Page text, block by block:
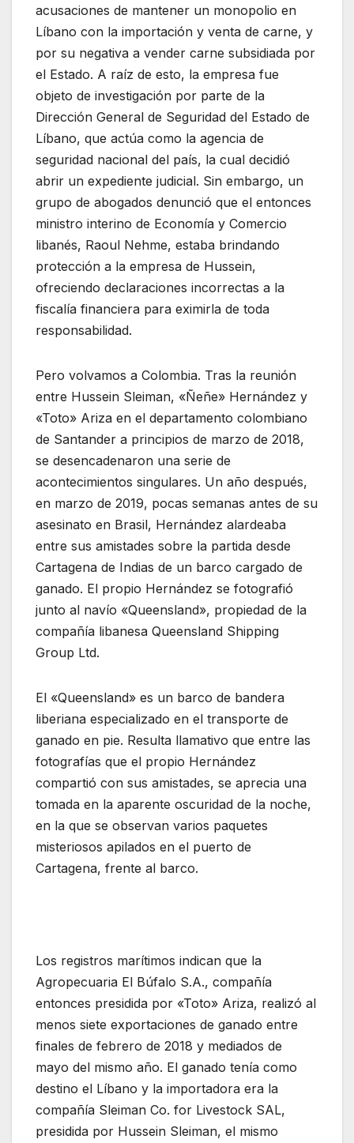
acusaciones de mantener un monopolio en
Líbano con la importación y venta de carne, y
por su negativa a vender carne subsidiada por
el Estado. A raíz de esto, la empresa fue
objeto de investigación por parte de la
Dirección General de Seguridad del Estado de
Líbano, que actúa como la agencia de
seguridad nacional del país, la cual decidió
abrir un expediente judicial. Sin embargo, un
grupo de abogados denunció que el entonces
ministro interino de Economía y Comercio
libanés, Raoul Nehme, estaba brindando
protección a la empresa de Hussein,
ofreciendo declaraciones incorrectas a la
fiscalía financiera para eximirla de toda
responsabilidad.
Pero volvamos a Colombia. Tras la reunión
entre Hussein Sleiman, «Ñeñe» Hernández y
«Toto» Ariza en el departamento colombiano
de Santander a principios de marzo de 2018,
se desencadenaron una serie de
acontecimientos singulares. Un año después,
en marzo de 2019, pocas semanas antes de su
asesinato en Brasil, Hernández alardeaba
entre sus amistades sobre la partida desde
Cartagena de Indias de un barco cargado de
ganado. El propio Hernández se fotografió
junto al navío «Queensland», propiedad de la
compañía libanesa Queensland Shipping
Group Ltd.
El «Queensland» es un barco de bandera
liberiana especializado en el transporte de
ganado en pie. Resulta llamativo que entre las
fotografías que el propio Hernández
compartió con sus amistades, se aprecia una
tomada en la aparente oscuridad de la noche,
en la que se observan varios paquetes
misteriosos apilados en el puerto de
Cartagena, frente al barco.
Los registros marítimos indican que la
Agropecuaria El Búfalo S.A., compañía
entonces presidida por «Toto» Ariza, realizó al
menos siete exportaciones de ganado entre
finales de febrero de 2018 y mediados de
mayo del mismo año. El ganado tenía como
destino el Líbano y la importadora era la
compañía Sleiman Co. for Livestock SAL,
presidida por Hussein Sleiman, el mismo